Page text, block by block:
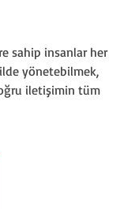
sahip insanlar her
yönetebilmek,
iletişimin tüm